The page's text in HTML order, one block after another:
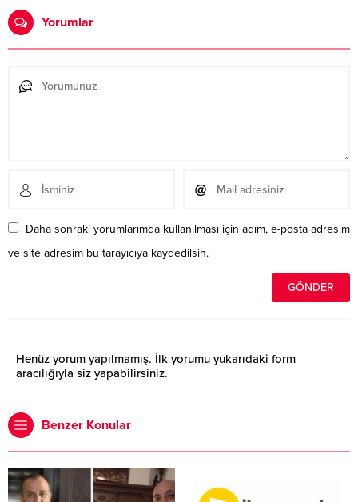
Yorumlar
Daha sonraki yorumlarımda kullanılması için adım, e-posta adresim
ve site adresim bu tarayıcıya kaydedilsin.
Henüz yorum yapılmamış. İlk yorumu yukarıdaki form
aracılığıyla siz yapabilirsiniz.
Benzer Konular